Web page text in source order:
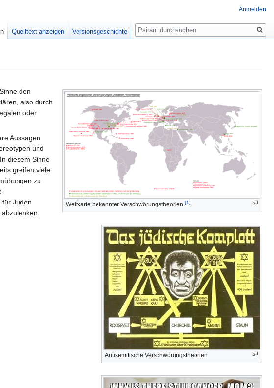
Weltkarte bekannter Verschwörungstheorien [1]
Antisemitische Verschwörungstheorien
den
also durch
oder
Aussagen
und
diesem Sinne
greifen viele
zu
für Juden
Anmelden
Quelltext anzeigen Versionsgeschichte
Suche